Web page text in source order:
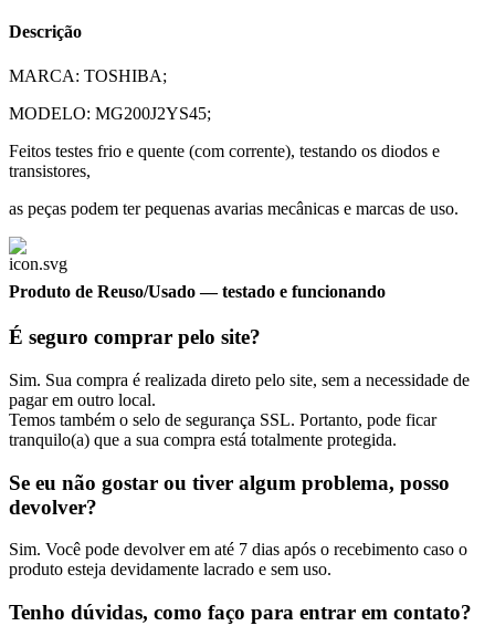
Descrição
MARCA: TOSHIBA;
MODELO: MG200J2YS45;
Feitos testes frio e quente (com corrente), testando os diodos e
transistores,
as peças podem ter pequenas avarias mecânicas e marcas de uso.
Produto de Reuso/Usado— testado e funcionando
É seguro comprar pelo site?
Sim. Sua compra é realizada direto pelo site, sem a necessidade de
pagar em outro local.
Temos também o selo de segurança SSL. Portanto, pode ficar
tranquilo(a) que a sua compra está totalmente protegida.
Se eu não gostar ou tiver algum problema, posso
devolver?
Sim. Você pode devolver em até 7 dias após o recebimento caso o
produto esteja devidamente lacrado e sem uso.
Tenho dúvidas, como faço para entrar em contato?